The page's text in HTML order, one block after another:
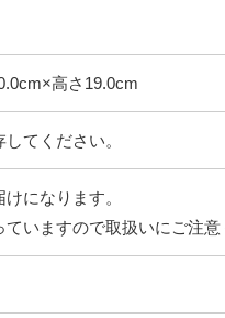
高さ19.0cm
てください。
になります。
いますので取扱いにご注意